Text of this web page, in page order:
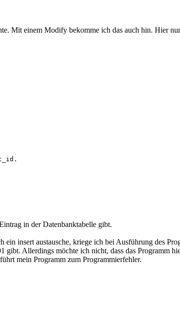
Mit einem Modify bekomme ich das auch hin. Hier
in der Datenbanktabelle gibt.
insert austausche, kriege ich bei Ausführung des
Allerdings möchte ich nicht, dass das Programm
mein Programm zum Programmierfehler.